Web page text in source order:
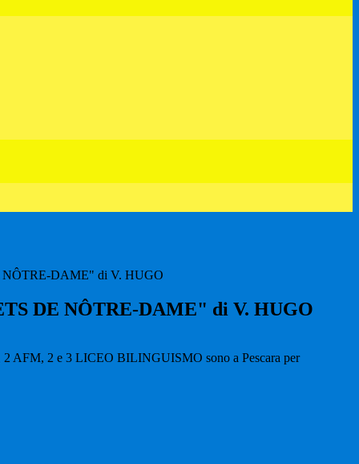
NÔTRE-DAME" di V. HUGO
DE NÔTRE-DAME" di V. HUGO
2 AFM, 2 e 3 LICEO BILINGUISMO sono a Pescara per